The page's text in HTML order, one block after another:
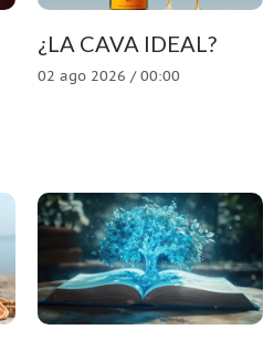
¿LA CAVA IDEAL?
02 ago 2026 / 00:00